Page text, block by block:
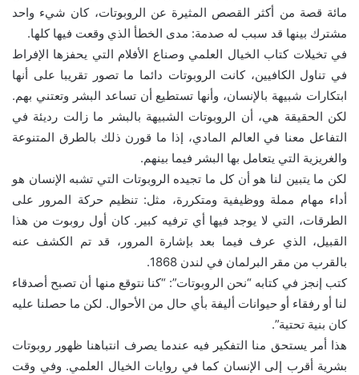
مائة قصة من أكثر القصص المثيرة عن الروبوتات، كان شيء واحد
مشترك بينها قد سبب له صدمة: مدى الخطأ الذي وقعت فيها كلها.
في تخيلات كتاب الخيال العلمي وصناع الأفلام التي يحفزها الإفراط
في تناول الكافيين، كانت الروبوتات دائما ما تصور تقريبا على أنها
ابتكارات شبيهة بالإنسان، وأنها تستطيع أن تساعد البشر وتعتني بهم.
لكن الحقيقة هي، أن الروبوتات الشبيهة بالبشر ما زالت رديئة في
التفاعل معنا في العالم المادي، إذا ما قورن ذلك بالطرق المتنوعة
والغريزية التي يتعامل بها البشر فيما بينهم.
لكن ما يتبين لنا هو أن كل ما تجيده الروبوتات التي تشبه الإنسان هو
أداء مهام مملة ووظيفية ومتكررة، مثل: تنظيم حركة المرور على
الطرقات، التي لا يوجد فيها أي ترفيه كبير. كان أول روبوت من هذا
القبيل، الذي عرف فيما بعد بإشارة المرور، قد تم الكشف عنه
بالقرب من مقر البرلمان في لندن 1868.
كتب إنجز في كتابه “نحن الروبوتات”: “كنا نتوقع منها أن تصبح أصدقاء
لنا أو رفقاء أو حيوانات أليفة بأي حال من الأحوال. لكن ما حصلنا عليه
كان بنية تحتية”.
هذا أمر يستحق منا التفكير فيه عندما يصرف انتباهنا ظهور روبوتات
بشرية أقرب إلى الإنسان كما في روايات الخيال العلمي. وفي وقت